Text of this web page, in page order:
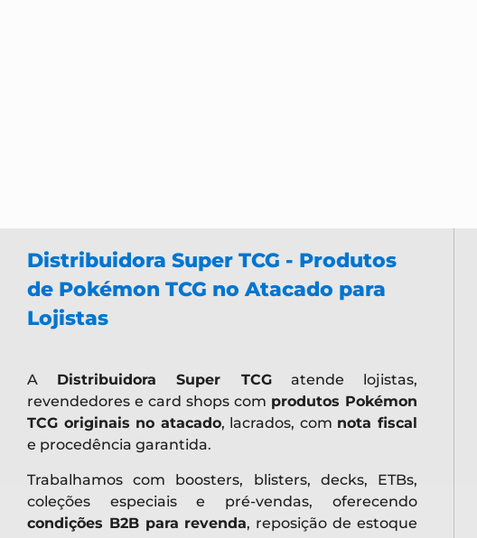
Distribuidora Super TCG - Produtos
de Pokémon TCG no Atacado para
Lojistas
A Distribuidora Super TCGatende lojistas,
revendedores e card shops com produtos Pokémon
TCG originais no atacado, lacrados, com nota fiscal
e procedência garantida.
Trabalhamos com boosters, blisters, decks, ETBs,
coleções especiais e pré-vendas, oferecendo
condições B2B para revenda, reposição de estoque